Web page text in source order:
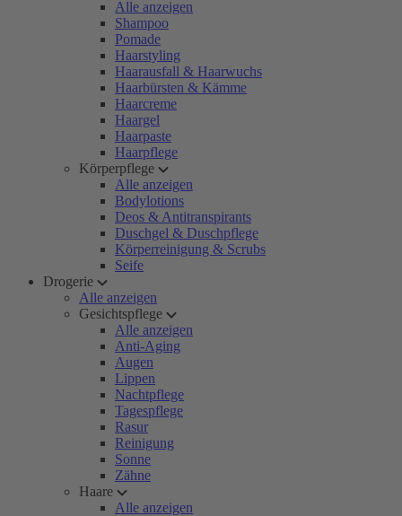
Alle anzeigen
Shampoo
Pomade
Haarstyling
Haarausfall & Haarwuchs
Haarbürsten & Kämme
Haarcreme
Haargel
Haarpaste
Haarpflege
Körperpflege
Alle anzeigen
Bodylotions
Deos & Antitranspirants
Duschgel & Duschpflege
Körperreinigung & Scrubs
Seife
Drogerie
Alle anzeigen
Gesichtspflege
Alle anzeigen
Anti-Aging
Augen
Lippen
Nachtpflege
Tagespflege
Rasur
Reinigung
Sonne
Zähne
Haare
Alle anzeigen